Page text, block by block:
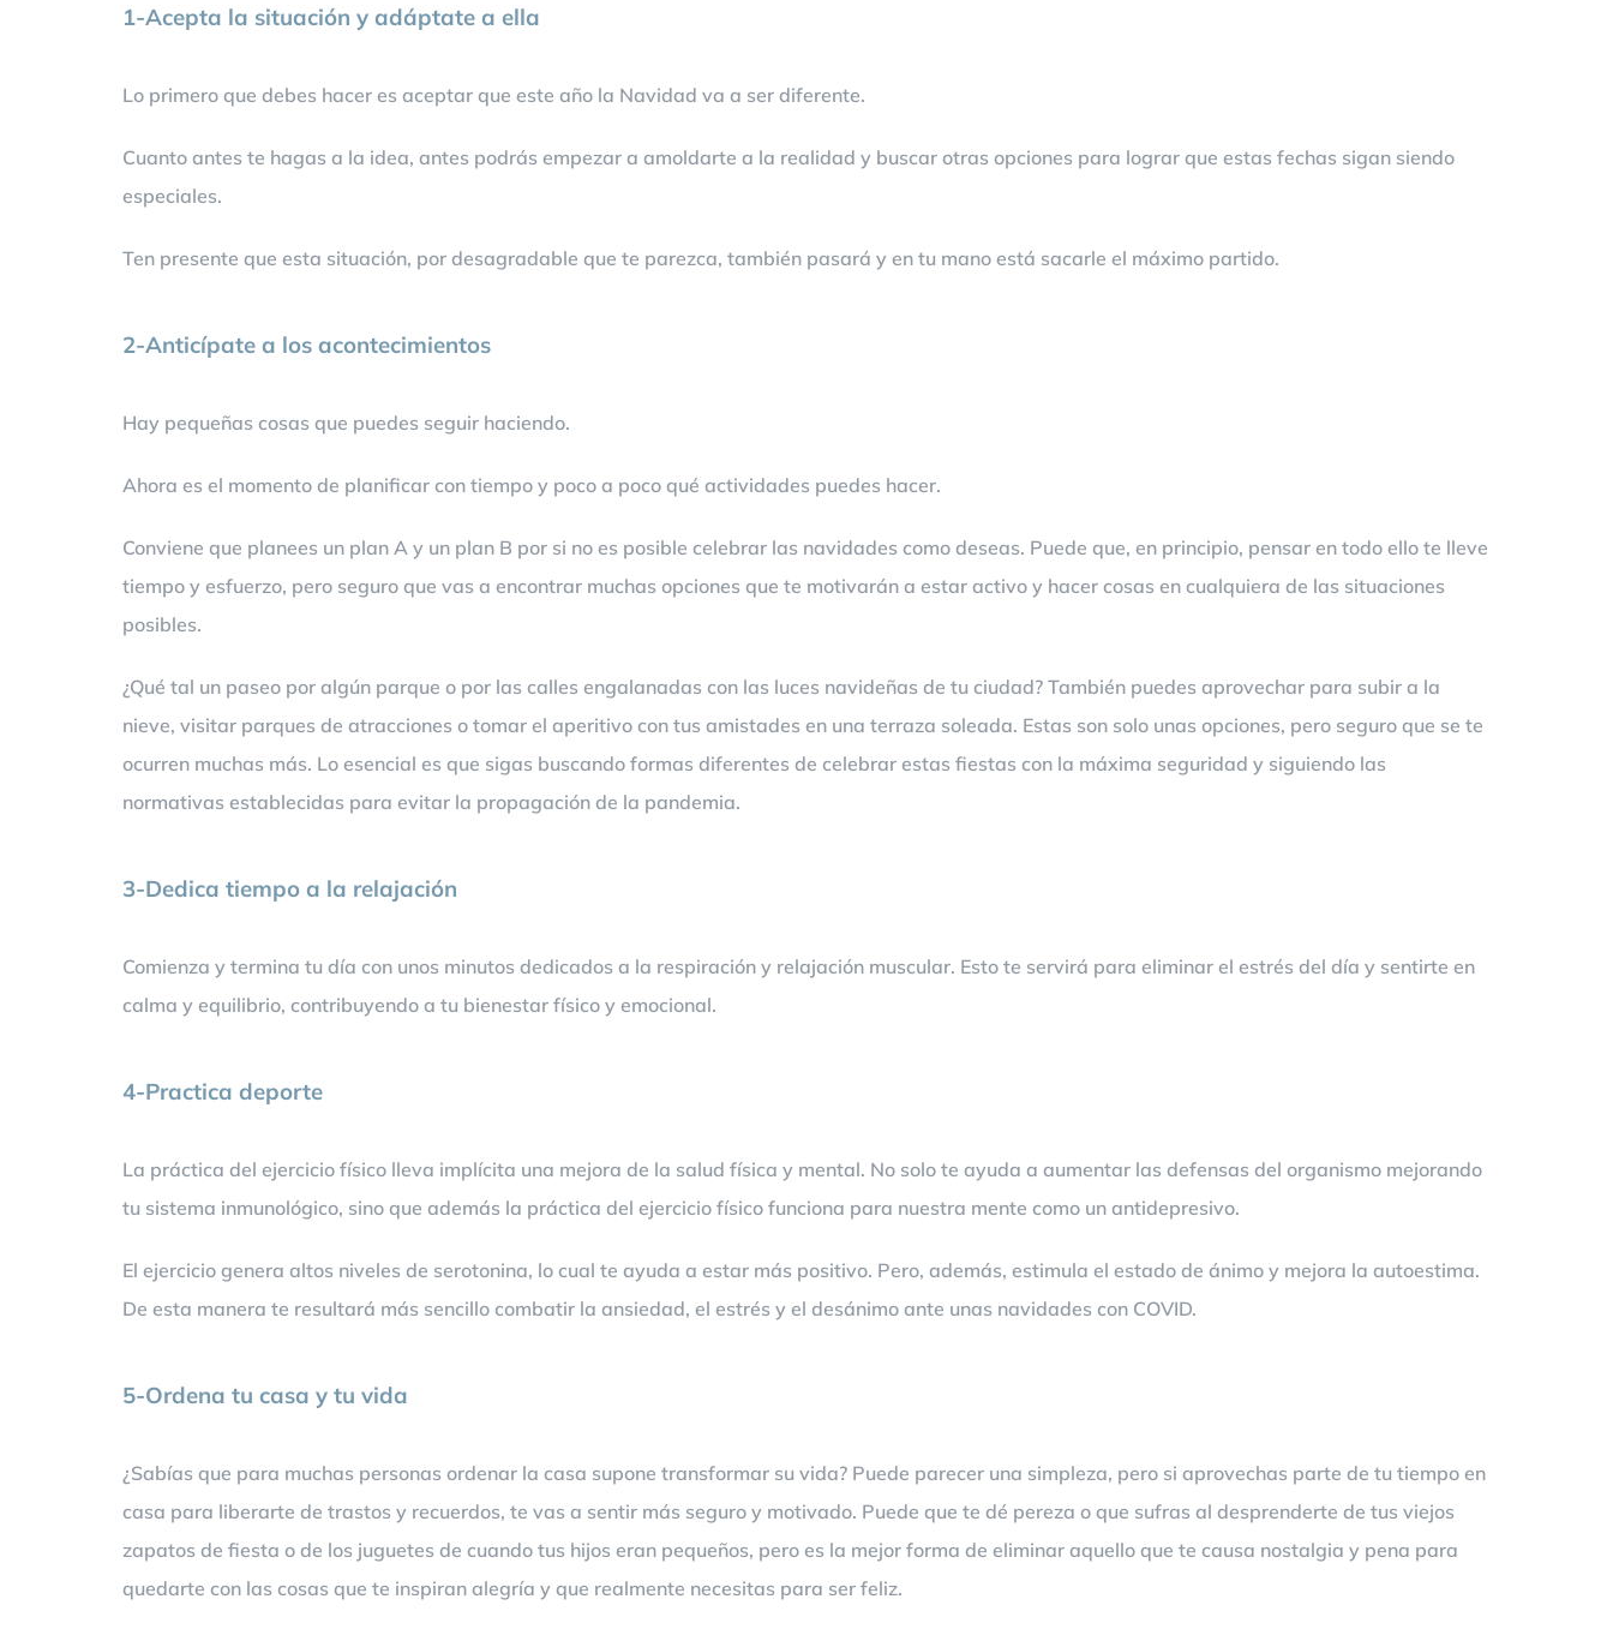
1-Acepta la situación y adáptate a ella
Lo primero que debes hacer es aceptar que este año la Navidad va a ser diferente.
Cuanto antes te hagas a la idea, antes podrás empezar a amoldarte a la realidad y buscar otras opciones para lograr que estas fechas sigan siendo
especiales.
Ten presente que esta situación, por desagradable que te parezca, también pasará y en tu mano está sacarle el máximo partido.
2-Anticípate a los acontecimientos
Hay pequeñas cosas que puedes seguir haciendo.
Ahora es el momento de planificar con tiempo y poco a poco qué actividades puedes hacer.
Conviene que planees un plan A y un plan B por si no es posible celebrar las navidades como deseas. Puede que, en principio, pensar en todo ello te lleve
tiempo y esfuerzo, pero seguro que vas a encontrar muchas opciones que te motivarán a estar activo y hacer cosas en cualquiera de las situaciones
posibles.
¿Qué tal un paseo por algún parque o por las calles engalanadas con las luces navideñas de tu ciudad? También puedes aprovechar para subir a la
nieve, visitar parques de atracciones o tomar el aperitivo con tus amistades en una terraza soleada. Estas son solo unas opciones, pero seguro que se te
ocurren muchas más. Lo esencial es que sigas buscando formas diferentes de celebrar estas fiestas con la máxima seguridad y siguiendo las
normativas establecidas para evitar la propagación de la pandemia.
3-Dedica tiempo a la relajación
Comienza y termina tu día con unos minutos dedicados a la respiración y relajación muscular. Esto te servirá para eliminar el estrés del día y sentirte en
calma y equilibrio, contribuyendo a tu bienestar físico y emocional.
4-Practica deporte
La práctica del ejercicio físico lleva implícita una mejora de la salud física y mental. No solo te ayuda a aumentar las defensas del organismo mejorando
tu sistema inmunológico, sino que además la práctica del ejercicio físico funciona para nuestra mente como un antidepresivo.
El ejercicio genera altos niveles de serotonina, lo cual te ayuda a estar más positivo. Pero, además, estimula el estado de ánimo y mejora la autoestima.
De esta manera te resultará más sencillo combatir la ansiedad, el estrés y el desánimo ante unas navidades con COVID.
5-Ordena tu casa y tu vida
¿Sabías que para muchas personas ordenar la casa supone transformar su vida? Puede parecer una simpleza, pero si aprovechas parte de tu tiempo en
casa para liberarte de trastos y recuerdos, te vas a sentir más seguro y motivado. Puede que te dé pereza o que sufras al desprenderte de tus viejos
zapatos de fiesta o de los juguetes de cuando tus hijos eran pequeños, pero es la mejor forma de eliminar aquello que te causa nostalgia y pena para
quedarte con las cosas que te inspiran alegría y que realmente necesitas para ser feliz.